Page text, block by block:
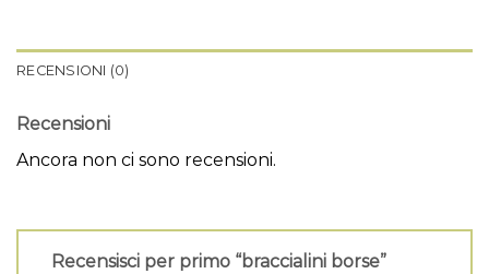
RECENSIONI (0)
Recensioni
Ancora non ci sono recensioni.
Recensisci per primo “braccialini borse”